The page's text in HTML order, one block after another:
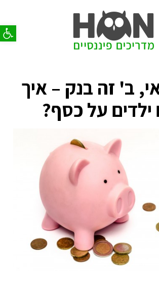
פתח
ב' זה בנק – איך
על כסף?